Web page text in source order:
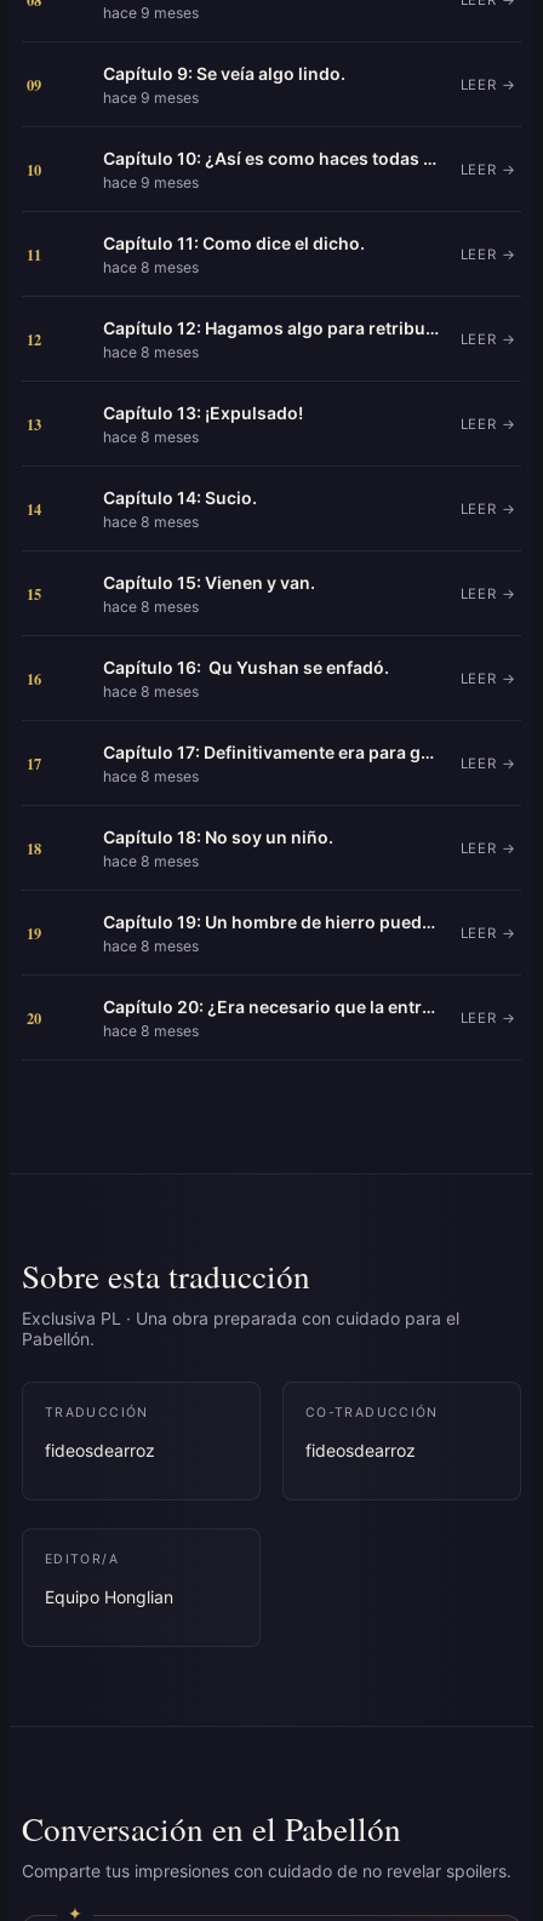
hace 9 meses
09
Capítulo 9: Se veía algo lindo.
hace 9 meses
LEER →
10
Capítulo 10: ¿Así es como haces todas tus llamadas?
hace 9 meses
LEER →
11
Capítulo 11: Como dice el dicho.
hace 8 meses
LEER →
12
Capítulo 12: Hagamos algo para retribuir a la patria.
hace 8 meses
LEER →
13
Capítulo 13: ¡Expulsado!
hace 8 meses
LEER →
14
Capítulo 14: Sucio.
hace 8 meses
LEER →
15
Capítulo 15: Vienen y van.
hace 8 meses
LEER →
16
Capítulo 16: Qu Yushan se enfadó.
hace 8 meses
LEER →
17
Capítulo 17: Definitivamente era para golpearlo.
hace 8 meses
LEER →
18
Capítulo 18: No soy un niño.
hace 8 meses
LEER →
19
Capítulo 19: Un hombre de hierro puede ser tierno.
hace 8 meses
LEER →
20
Capítulo 20: ¿Era necesario que la entrada del protagonista fuera tan llamativa?
hace 8 meses
LEER →
Sobre esta traducción
Exclusiva PL · Una obra preparada con cuidado para el
Pabellón.
TRADUCCIÓN
fideosdearroz
CO-TRADUCCIÓN
fideosdearroz
EDITOR/A
Equipo Honglian
Conversación en el Pabellón
Comparte tus impresiones con cuidado de no revelar spoilers.